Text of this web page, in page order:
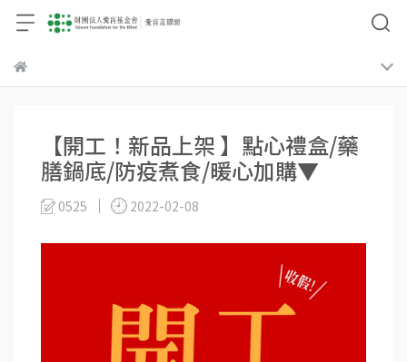
【開工！新品上架 】點心禮盒/藥
膳鍋底/防疫煮食/暖心加購▼
0525 2022-02-08